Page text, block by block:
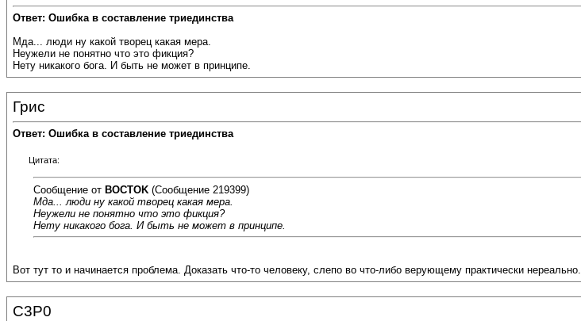
Ответ: Ошибка в составление триединства
Мда... люди ну какой творец какая мера.
Неужели не понятно что это фикция?
Нету никакого бога. И быть не может в принципе.
Грис
Ответ: Ошибка в составление триединства
Цитата:
Сообщение от BOCTOK (Сообщение 219399)
Мда... люди ну какой творец какая мера.
Неужели не понятно что это фикция?
Нету никакого бога. И быть не может в принципе.
Вот тут то и начинается проблема. Доказать что-то человеку, слепо во что-либо верующему практически нереально.
C3P0